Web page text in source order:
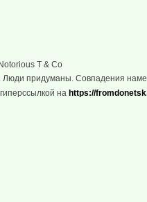
T & Co
придуманы. Совпадения
на https://